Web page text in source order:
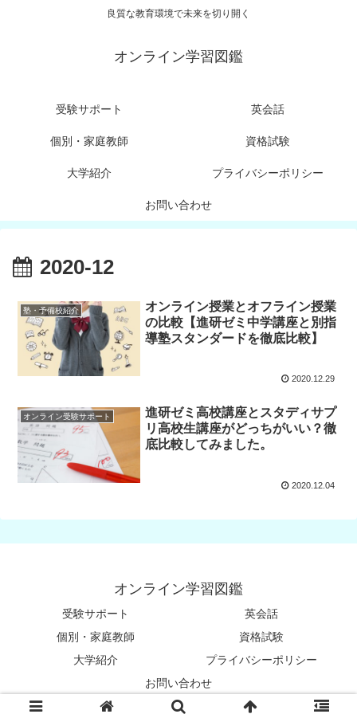
良質な教育環境で未来を切り開く
オンライン学習図鑑
受験サポート 英会話
個別・家庭教師 資格試験
大学紹介 プライバシーポリシー
お問い合わせ
2020-12
塾・予備校紹介
オンライン授業とオフライン授業
の比較【進研ゼミ中学講座と別指
導塾スタンダードを徹底比較】
2020.12.29
オンライン受験サポート
進研ゼミ高校講座とスタディサプ
リ高校生講座がどっちがいい？徹
底比較してみました。
2020.12.04
オンライン学習図鑑
受験サポート
英会話
個別・家庭教師
資格試験
大学紹介
プライバシーポリシー
お問い合わせ
© 2019 オンライン学習図鑑.